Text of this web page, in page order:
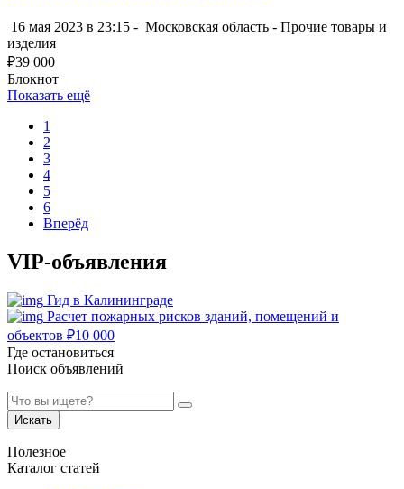
16 мая 2023 в 23:15 - Московская область - Прочие товары и
изделия
₽39 000
Блокнот
Показать ещё
1
2
3
4
5
6
Вперёд
VIP-объявления
Гид в Калининграде
Расчет пожарных рисков зданий, помещений и
объектов ₽10 000
Где остановиться
Поиск объявлений
Искать
Полезное
Каталог статей